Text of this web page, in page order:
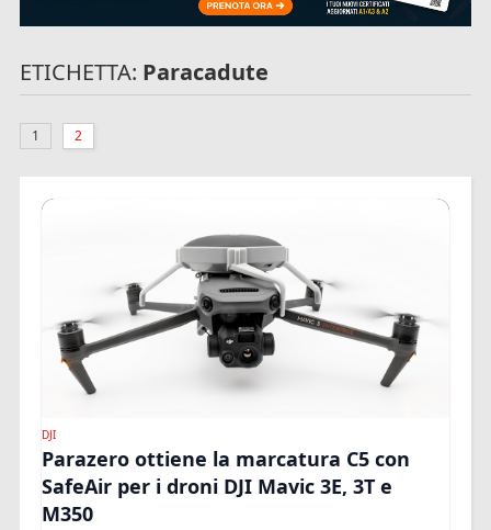
ETICHETTA: Paracadute
1 2
DJI
Parazero ottiene la marcatura C5 con
SafeAir per i droni DJI Mavic 3E, 3T e
M350